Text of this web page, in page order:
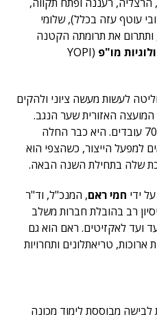
עוטף עזה בכלל), שלומי
את תרומתה הקטנה
מו"פ (YOPI
לעשות מעשה ציוני ולהקים
האזורית שער הנגב.
החברה מתעתדת להעסיק בו כ-70 עובדים. היא כבר החלה
למפעל הייצור, כשהצפי הוא
שלה בתחילת השנה הבאה.
ידי חמי ראם, המנכ"ל, וד"ר
רב בהובלת חברות משלב
ועד לאקזיטים. ראם הוא גם
טריאתלונים ותחרויות
מבוססת לימוד מכונה